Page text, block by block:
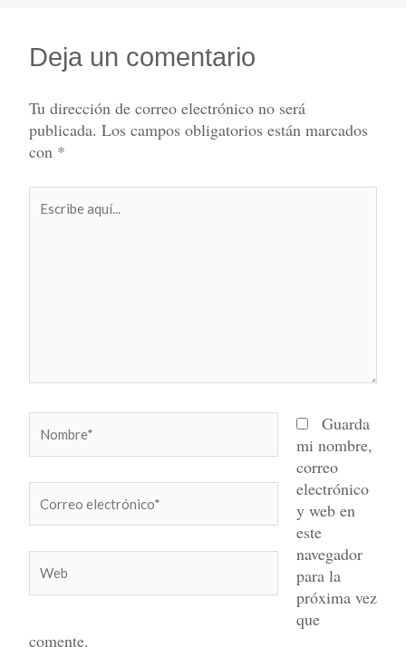
Deja un comentario
Tu dirección de correo electrónico no será
publicada. Los campos obligatorios están marcados
con *
aquí...
electrónico*
Guarda
mi nombre,
correo
electrónico
y web en
este
navegador
para la
próxima vez
que
comente.